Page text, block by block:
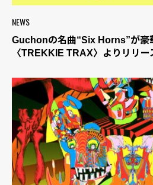
NEWS
Guchonの名曲“Six Horns”が豪
〈TREKKIE TRAX〉よりリリー